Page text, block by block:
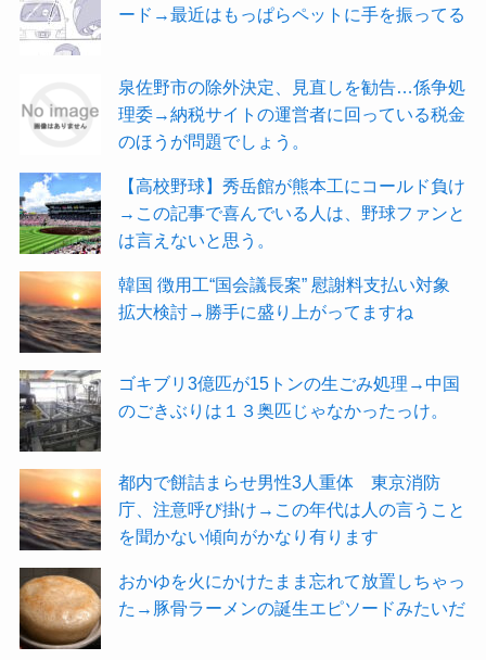
ード→最近はもっぱらペットに手を振ってる
泉佐野市の除外決定、見直しを勧告…係争処
理委→納税サイトの運営者に回っている税金
のほうが問題でしょう。
【高校野球】秀岳館が熊本工にコールド負け
→この記事で喜んでいる人は、野球ファンと
は言えないと思う。
韓国 徴用工“国会議長案” 慰謝料支払い対象
拡大検討→勝手に盛り上がってますね
ゴキブリ3億匹が15トンの生ごみ処理→中国
のごきぶりは１３奥匹じゃなかったっけ。
都内で餅詰まらせ男性3人重体 東京消防
庁、注意呼び掛け→この年代は人の言うこと
を聞かない傾向がかなり有ります
おかゆを火にかけたまま忘れて放置しちゃっ
た→豚骨ラーメンの誕生エピソードみたいだ